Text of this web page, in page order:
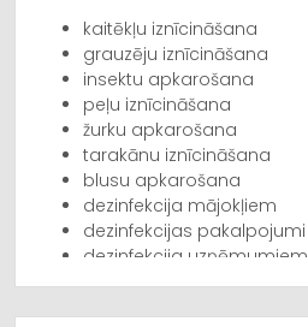
kaitēkļu iznīcināšana
grauzēju iznīcināšana
insektu apkarošana
peļu iznīcināšana
žurku apkarošana
tarakānu iznīcināšana
blusu apkarošana
dezinfekcija mājokļiem
dezinfekcijas pakalpojumi
dezinfekcija uzņēmumiem
dezinsekcija Rīgā